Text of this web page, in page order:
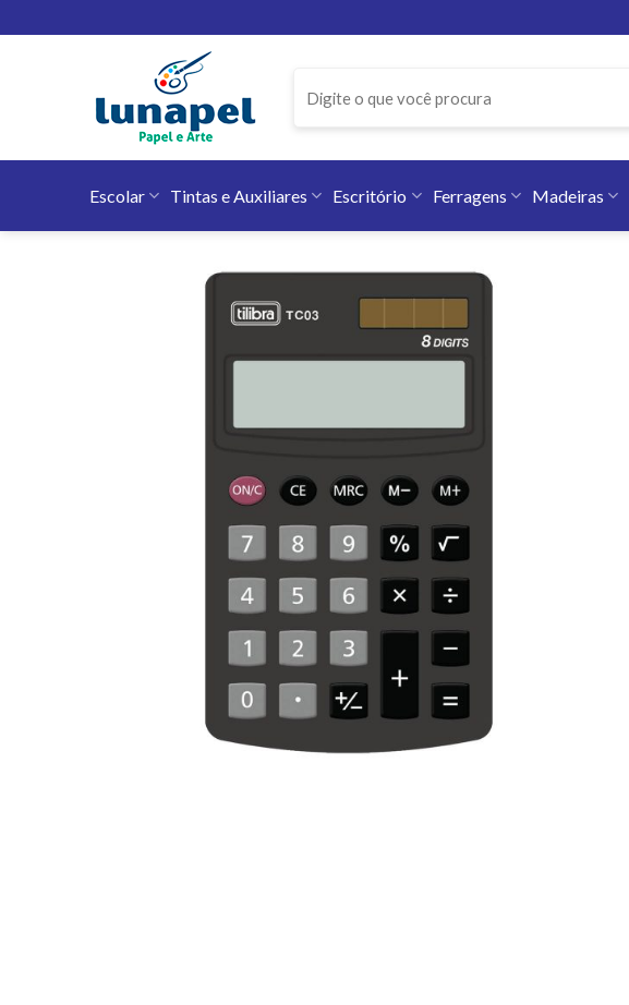
to
por:
Escolar Tintas e Auxiliares Escritório Ferragens Madeiras